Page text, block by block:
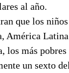
al año.
que los
América
los más
un sexto